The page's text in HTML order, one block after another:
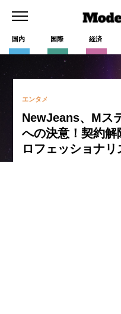
国内 国際 経済
エンタメ
NewJeans、Mス
への決意！契約
ロフェッショナリ